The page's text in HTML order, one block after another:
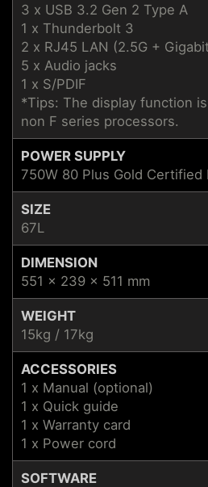
3 x USB 3.2 Gen 2 Type A
1 x Thunderbolt 3
2 x RJ45 LAN (2.5G +
5 x Audio jacks
1 x S/PDIF
*Tips: The display function
non F series processors.
POWER SUPPLY
750W 80 Plus Gold Certified
SIZE
67L
DIMENSION
551 x 239 x 511 mm
WEIGHT
15kg / 17kg
ACCESSORIES
1 x Manual (optional)
1 x Quick guide
1 x Warranty card
1 x Power cord
SOFTWARE